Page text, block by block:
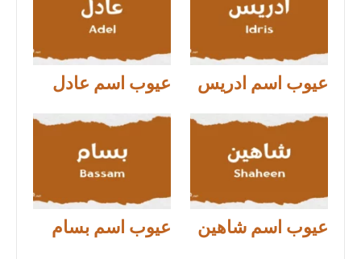
عيوب اسم ادريس عيوب اسم عادل
عيوب اسم شاهين عيوب اسم بسام